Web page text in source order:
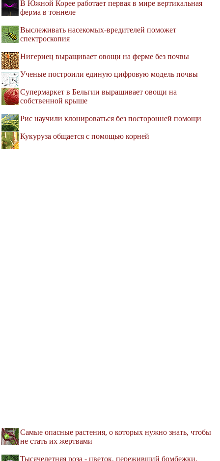
В Южной Корее работает первая в мире вертикальная
ферма в тоннеле
Выслеживать насекомых-вредителей поможет
спектроскопия
Нигериец выращивает овощи на ферме без почвы
Ученые построили единую цифровую модель почвы
Супермаркет в Бельгии выращивает овощи на
собственной крыше
Рис научили клонироваться без посторонней помощи
Кукуруза общается с помощью корней
Самые опасные растения, о которых нужно знать, чтобы
не стать их жертвами
Тысячелетняя роза - цветок, переживший бомбежки,